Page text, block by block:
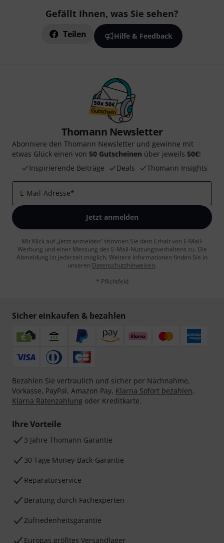
Gefällt Ihnen, was Sie sehen?
Teilen Hilfe & Feedback
Thomann Newsletter
Abonniere den Thomann Newsletter und gewinne mit
etwas Glück einen von 50 Gutscheinen über jeweils 50€!
Inspirierende Beiträge
Deals Thomann Insights
E-Mail-Adresse*
Jetzt anmelden
Mit Klick auf „Jetzt anmelden“ stimmen Sie dem Erhalt von E-Mail-
Werbung und einer Messung des E-Mail-Nutzungsverhaltens zu. Die
Abmeldung ist jederzeit möglich. Weitere Informationen finden Sie in
unseren Datenschutzhinweisen.
* Pflichtfeld
Sicher einkaufen & bezahlen
Bezahlen Sie vertraulich und sicher per Nachnahme,
Vorkasse, PayPal, Amazon Pay, Klarna Sofort bezahlen,
Klarna Ratenzahlung oder Kreditkarte.
Ihre Vorteile
3 Jahre Thomann Garantie
30 Tage Money-Back-Garantie
Reparaturservice
Beratung durch Fachexperten
Zufriedenheitsgarantie
Europas größtes Versandlager